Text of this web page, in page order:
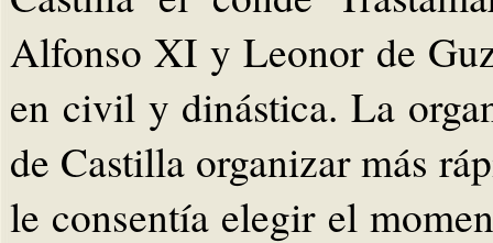
Alfonso XI y Leonor de
en civil y dinástica. La
de Castilla organizar más
le consentía elegir el